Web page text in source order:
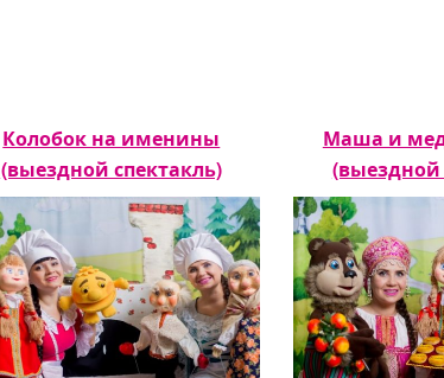
Колобок на именины
(выездной спектакль)
Маша и
(выездной